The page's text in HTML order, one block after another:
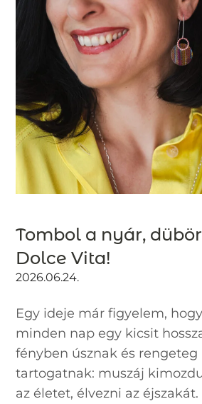
Tombol a nyár,
Dolce Vita!
2026.06.24.
Egy ideje már figyelem,
minden nap egy kicsit
fényben úsznak és
tartogatnak: muszáj
az életet, élvezni az